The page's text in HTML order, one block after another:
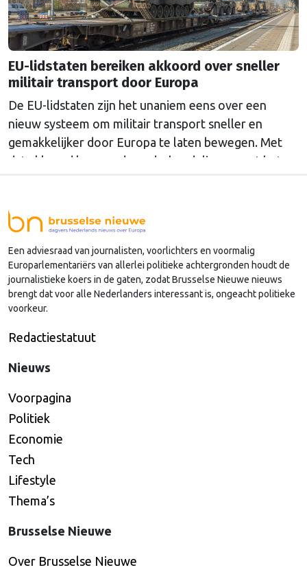
EU-lidstaten bereiken akkoord over sneller
militair transport door Europa
De EU-lidstaten zijn het unaniem eens over een
nieuw systeem om militair transport sneller en
gemakkelijker door Europa te laten bewegen. Met
dat akkoord kunnen de onderhandelingen met het
indiende. “In een steeds onvoorspelbaarder
veiligheidsklimaat is het vermogen om militair
personeel en …Continued
Een adviesraad van journalisten, voorlichters en voormalig
Europarlementariërs van allerlei politieke achtergronden houdt de
journalistieke koers in de gaten, zodat Brusselse Nieuwe nieuws
brengt dat voor alle Nederlanders interessant is, ongeacht politieke
voorkeur.
Redactiestatuut
Nieuws
Voorpagina
Politiek
Economie
Tech
Lifestyle
Thema’s
Brusselse Nieuwe
Over Brusselse Nieuwe